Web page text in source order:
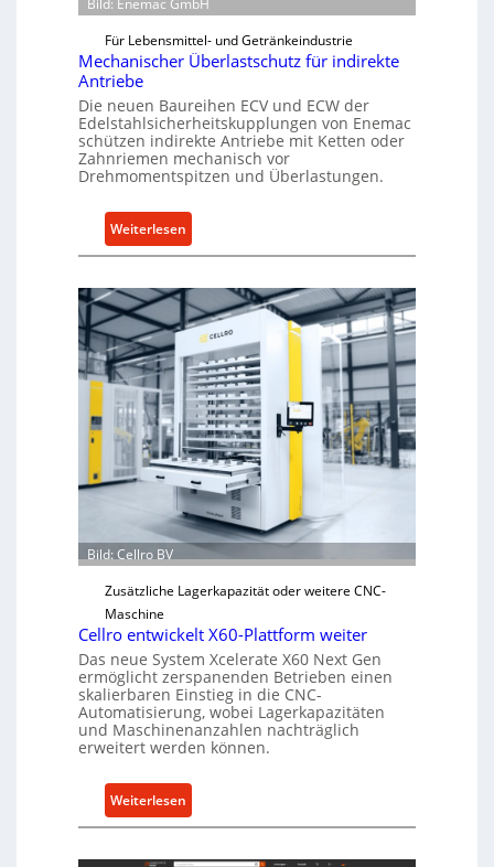
s
e
l
u
n
g
e
n
5
%
ü
b
e
r
V
o
r
j
a
h
r
Bild: Enemac GmbH
Für Lebensmittel- und Getränkeindustrie
Mechanischer Überlastschutz für indirekte
Antriebe
Die neuen Baureihen ECV und ECW der
Edelstahlsicherheitskupplungen von Enemac
schützen indirekte Antriebe mit Ketten oder
Zahnriemen mechanisch vor
Drehmomentspitzen und Überlastungen.
Weiterlesen:
M
c
h
n
c
h
e
Ü
r
a
s
t
s
c
u
t
z
Bild: Cellro BV
Zusätzliche Lagerkapazität oder weitere CNC-
Maschine
Cellro entwickelt X60-Plattform weiter
Das neue System Xcelerate X60 Next Gen
ermöglicht zerspanenden Betrieben einen
skalierbaren Einstieg in die CNC-
Automatisierung, wobei Lagerkapazitäten
und Maschinenanzahlen nachträglich
erweitert werden können.
Weiterlesen:
C